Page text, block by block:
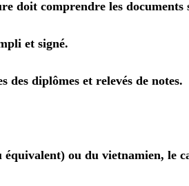
doit comprendre les documents
et signé.
des diplômes et relevés de notes.
ou du vietnamien, le